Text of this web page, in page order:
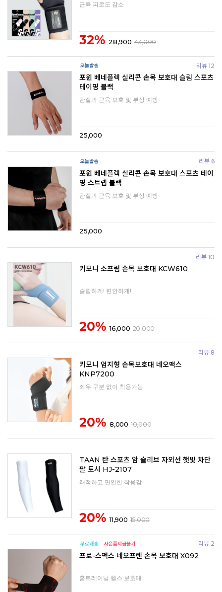
근육 피로도 감소
32% 28,900 43,000
리뷰 12
포윈 베네플렉 실리콘 손목 보호대 슬림 스포츠
테이핑 블랙
관절과 근육 보호 및 부상 예방
25,000
리뷰 6
포윈 베네플렉 실리콘 손목 보호대 스포츠 테이
핑 스트랩 블랙
관절과 근육 보호 및 부상 예방
25,000
리뷰 10
키모니 소프림 손목 보호대 KCW610
슬림하게! 편안하게!
20% 16,000 20,000
리뷰 8
키모니 엄지형 손목보호대 네오맥스
KNP7200
좌우 구분 없이 착용가능
20% 8,000 10,000
TAAN 탄 스포츠 암 슬리브 자외선 햇빛 차단
팔 토시 HJ-2107
쾌적하고 편안한 착용감
20% 11,900 15,000
리뷰 2
프로-스펙스 네오프렌 손목 보호대 X092
홈트레이닝 헬스 보호대